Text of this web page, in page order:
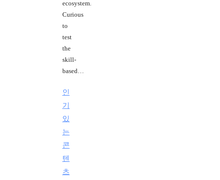
ecosystem.
Curious
to
test
the
skill-
based…
인
기
있
는
콘
텐
츠